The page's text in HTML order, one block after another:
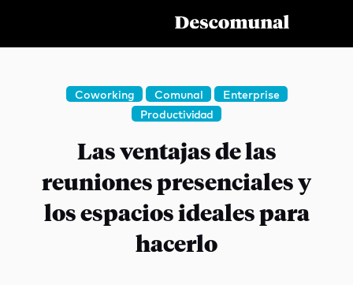
Temas
Te Puede Interesar
Coworking Comunal
Enterprise
Productividad
Las ventajas de las
reuniones presenciales y
los espacios ideales para
hacerlo